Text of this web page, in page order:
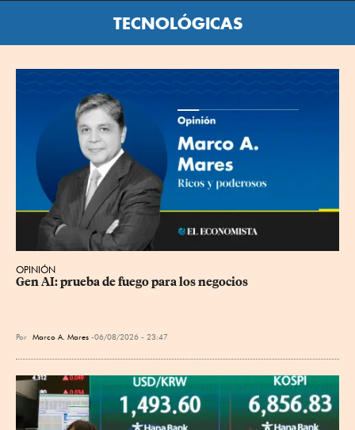
TECNOLÓGICAS
OPINIÓN
Gen AI: prueba de fuego para los negocios
Por Marco A. Mares 06/08/2026 - 23:47